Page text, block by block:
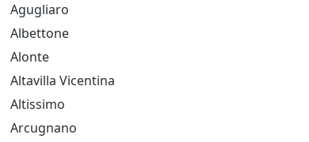
Agugliaro
Albettone
Alonte
Altavilla Vicentina
Altissimo
Arcugnano